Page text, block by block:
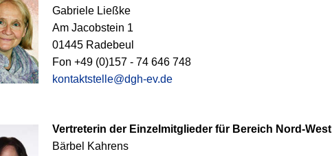
Gabriele Ließke
Am Jacobstein 1
01445 Radebeul
Fon +49 (0)157 - 74 646 748
kontaktstelle@dgh-ev.de
Vertreterin der Einzelmitglieder für Bereich Nord-West
Bärbel Kahrens